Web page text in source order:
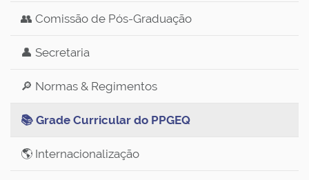
👥 Comissão de Pós-Graduação
👤 Secretaria
🔎 Normas & Regimentos
📚 Grade Curricular do PPGEQ
🌎 Internacionalização